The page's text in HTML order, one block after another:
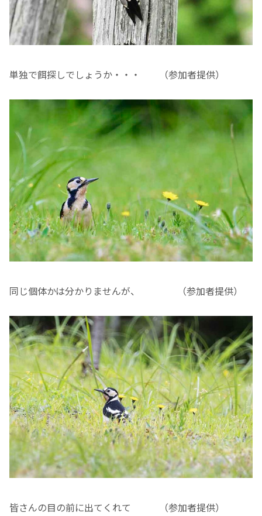
単独で餌探しでしょうか・・・ （参加者提供）
同じ個体かは分かりませんが、 （参加者提供）
皆さんの目の前に出てくれて （参加者提供）